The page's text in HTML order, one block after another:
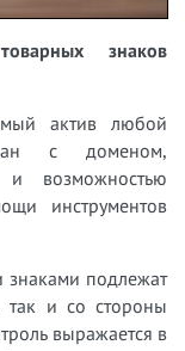
знаков
актив любой
с доменом,
возможностью
инструментов
знаками подлежат
так и со стороны
выражается в